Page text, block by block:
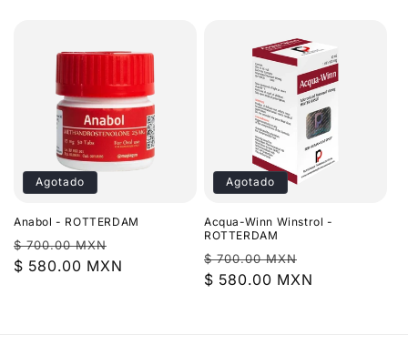
Agotado
Anabol - ROTTERDAM
Precio
habitual
$ 700.00 MXN
de
$ 580.00 MXN
Agotado
Acqua-Winn Winstrol -
ROTTERDAM
Precio
habitual
$ 700.00 MXN
de
$ 580.00 MXN